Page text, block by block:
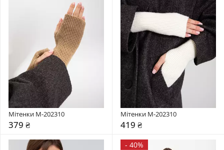
Мітенки M-202310
379 ₴
Мітенки M-202310
419 ₴
- 40%